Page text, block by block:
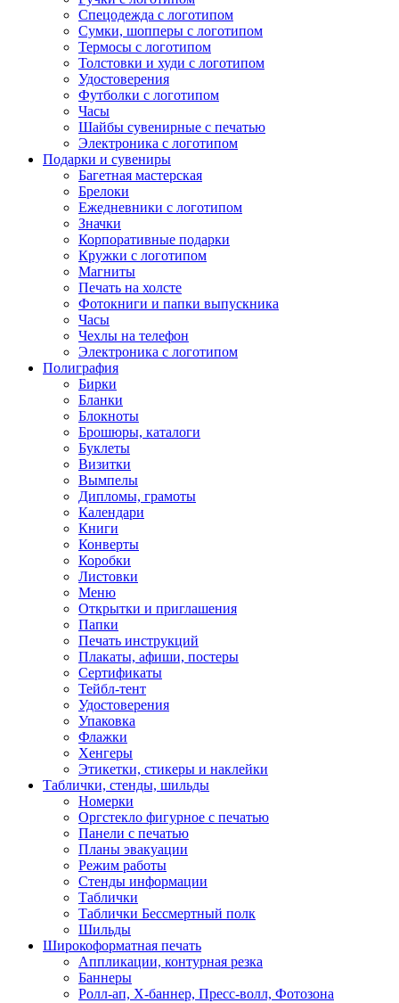
Спецодежда с логотипом
Сумки, шопперы с логотипом
Термосы с логотипом
Толстовки и худи с логотипом
Удостоверения
Футболки с логотипом
Часы
Шайбы сувенирные с печатью
Электроника с логотипом
Подарки и сувениры
Багетная мастерская
Брелоки
Ежедневники с логотипом
Значки
Корпоративные подарки
Кружки с логотипом
Магниты
Печать на холсте
Фотокниги и папки выпускника
Часы
Чехлы на телефон
Электроника с логотипом
Полиграфия
Бирки
Бланки
Блокноты
Брошюры, каталоги
Буклеты
Визитки
Вымпелы
Дипломы, грамоты
Календари
Книги
Конверты
Коробки
Листовки
Меню
Открытки и приглашения
Папки
Печать инструкций
Плакаты, афиши, постеры
Сертификаты
Тейбл-тент
Удостоверения
Упаковка
Флажки
Хенгеры
Этикетки, стикеры и наклейки
Таблички, стенды, шильды
Номерки
Оргстекло фигурное с печатью
Панели с печатью
Планы эвакуации
Режим работы
Стенды информации
Таблички
Таблички Бессмертный полк
Шильды
Широкоформатная печать
Аппликации, контурная резка
Баннеры
Ролл-ап, X-баннер, Пресс-волл, Фотозона